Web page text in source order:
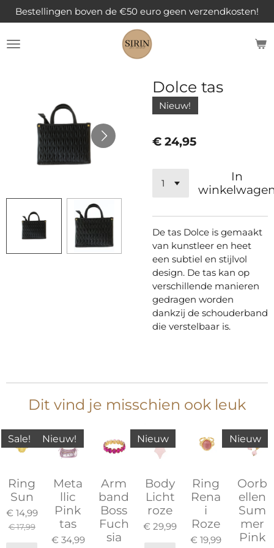
Ga
direct
naar
Bestellingen boven de €50 euro geen verzendkosten!
Dolce tas
Nieuw!
€ 24,95
In
De tas Dolce is gemaakt
van kunstleer en heet
een subtiel en stijlvol
design. De tas kan op
verschillende manieren
gedragen worden
dankzij de schouderband
die verstelbaar is.
Dit vind je misschien ook leuk
Sale!
Ring
Sun
€ 14,99
€ 17,99
Nieuw!
Meta
llic
Pink
tas
€ 34,99
Arm
band
Boss
Fuch
sia
Nieuw
Body
Licht
roze
€ 29,99
Ring
Rena
i
Roze
€ 19,99
Nieuw
Oorb
ellen
Sum
mer
Pink